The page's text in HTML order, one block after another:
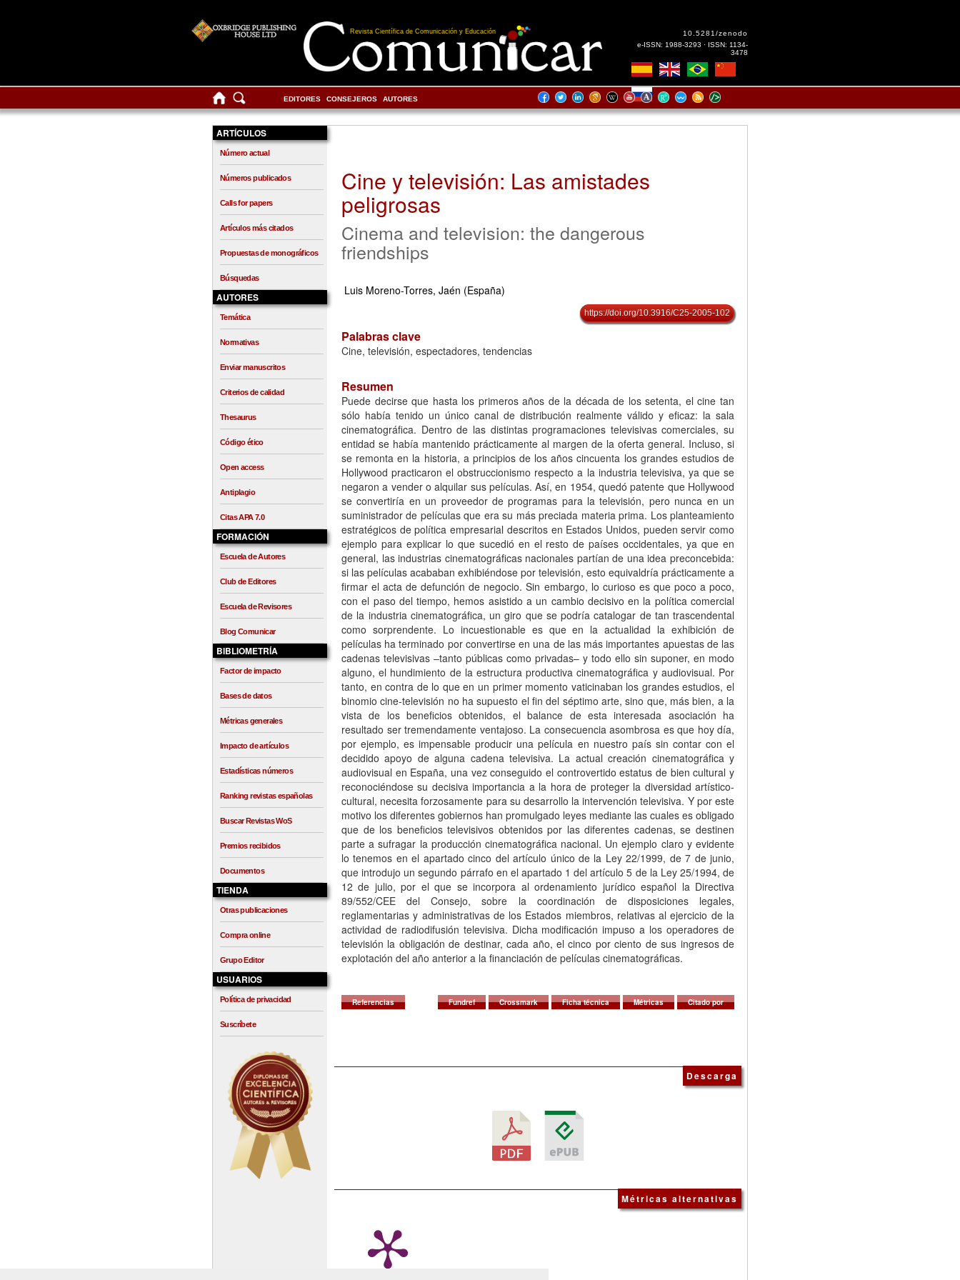
Revista Científica de Comunicación y Educación
10.5281/zenodo
e-ISSN: 1988-3293 · ISSN: 1134-
3478
EDITORES CONSEJEROS AUTORES
ARTÍCULOS
Número actual
Números publicados
Calls for papers
Artículos más citados
Propuestas de monográficos
Búsquedas
AUTORES
Temática
Normativas
Enviar manuscritos
Criterios de calidad
Thesaurus
Código ético
Open access
Antiplagio
Citas APA 7.0
FORMACIÓN
Escuela de Autores
Club de Editores
Escuela de Revisores
Blog Comunicar
BIBLIOMETRÍA
Factor de impacto
Bases de datos
Métricas generales
Impacto de artículos
Estadísticas números
Ranking revistas españolas
Buscar Revistas WoS
Premios recibidos
Documentos
TIENDA
Otras publicaciones
Compra online
Grupo Editor
USUARIOS
Política de privacidad
Suscríbete
Cine y televisión: Las amistades
peligrosas
Cinema and television: the dangerous
friendships
Luis Moreno-Torres, Jaén (España)
https://doi.org/10.3916/C25-2005-102
Palabras clave
Cine, televisión, espectadores, tendencias
Resumen
Puede decirse que hasta los primeros años de la década de los setenta, el cine tan
sólo había tenido un único canal de distribución realmente válido y eficaz: la sala
cinematográfica. Dentro de las distintas programaciones televisivas comerciales, su
entidad se había mantenido prácticamente al margen de la oferta general. Incluso, si
se remonta en la historia, a principios de los años cincuenta los grandes estudios de
Hollywood practicaron el obstruccionismo respecto a la industria televisiva, ya que se
negaron a vender o alquilar sus películas. Así, en 1954, quedó patente que Hollywood
se convertiría en un proveedor de programas para la televisión, pero nunca en un
suministrador de películas que era su más preciada materia prima. Los planteamiento
estratégicos de política empresarial descritos en Estados Unidos, pueden servir como
ejemplo para explicar lo que sucedió en el resto de países occidentales, ya que en
general, las industrias cinematográficas nacionales partían de una idea preconcebida:
si las películas acababan exhibiéndose por televisión, esto equivaldría prácticamente a
firmar el acta de defunción de negocio. Sin embargo, lo curioso es que poco a poco,
con el paso del tiempo, hemos asistido a un cambio decisivo en la política comercial
de la industria cinematográfica, un giro que se podría catalogar de tan trascendental
como sorprendente. Lo incuestionable es que en la actualidad la exhibición de
películas ha terminado por convertirse en una de las más importantes apuestas de las
cadenas televisivas –tanto públicas como privadas– y todo ello sin suponer, en modo
alguno, el hundimiento de la estructura productiva cinematográfica y audiovisual. Por
tanto, en contra de lo que en un primer momento vaticinaban los grandes estudios, el
binomio cine-televisión no ha supuesto el fin del séptimo arte, sino que, más bien, a la
vista de los beneficios obtenidos, el balance de esta interesada asociación ha
resultado ser tremendamente ventajoso. La consecuencia asombrosa es que hoy día,
por ejemplo, es impensable producir una película en nuestro país sin contar con el
decidido apoyo de alguna cadena televisiva. La actual creación cinematográfica y
audiovisual en España, una vez conseguido el controvertido estatus de bien cultural y
reconociéndose su decisiva importancia a la hora de proteger la diversidad artístico-
cultural, necesita forzosamente para su desarrollo la intervención televisiva. Y por este
motivo los diferentes gobiernos han promulgado leyes mediante las cuales es obligado
que de los beneficios televisivos obtenidos por las diferentes cadenas, se destinen
parte a sufragar la producción cinematográfica nacional. Un ejemplo claro y evidente
lo tenemos en el apartado cinco del artículo único de la Ley 22/1999, de 7 de junio,
que introdujo un segundo párrafo en el apartado 1 del artículo 5 de la Ley 25/1994, de
12 de julio, por el que se incorpora al ordenamiento jurídico español la Directiva
89/552/CEE del Consejo, sobre la coordinación de disposiciones legales,
reglamentarias y administrativas de los Estados miembros, relativas al ejercicio de la
actividad de radiodifusión televisiva. Dicha modificación impuso a los operadores de
televisión la obligación de destinar, cada año, el cinco por ciento de sus ingresos de
explotación del año anterior a la financiación de películas cinematográficas.
Referencias Fundref Crossmark Ficha técnica Métricas Citado por
Descarga
Métricas alternativas